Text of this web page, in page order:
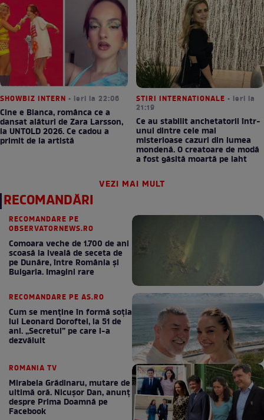
SHOWBIZ INTERN • ieri la 22:06
Cine e Bianca, românca ce a
dansat alături de Zara Larsson,
la UNTOLD 2026. Ce cadou a
primit de la artistă
STIRI INTERNATIONALE • ieri la
21:19
Ce au stabilit anchetatorii într-
unul dintre cele mai
misterioase cazuri din lumea
mondenă. O creatoare de modă
a fost găsită moartă pe iaht
VEZI MAI MULT
RECOMANDĂRI
RECOMANDARE PE
OBSERVATORNEWS.RO
Comoara veche de 1.700 de ani
scoasă la iveală de seceta de
pe Dunăre, între România şi
Bulgaria. Imagini rare
RECOMANDARE PE AS.RO
Cum se menţine în formă soţia
lui Leonard Doroftei, la 51 de
ani. „Secretul” pe care l-a
dezvăluit
ROMANIA TV
Mirabela Grădinaru, mutare de
ultimă oră. Nicuşor Dan, anunţ
despre Prima Doamnă pe
Facebook